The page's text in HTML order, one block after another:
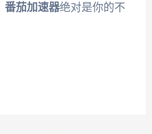
番茄加速器绝对是你的不